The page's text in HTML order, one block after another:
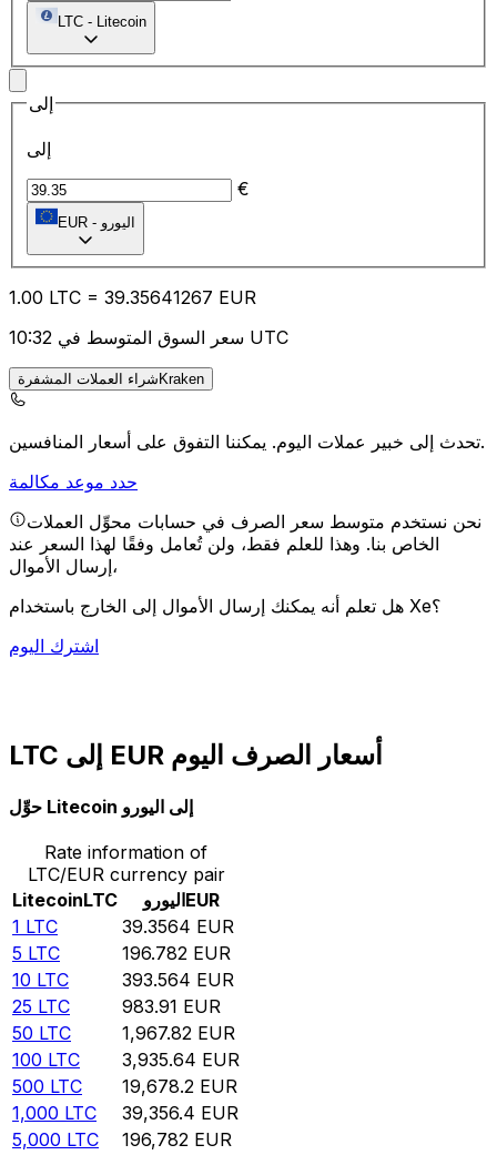
LTC - Litecoin
إلى
إلى
€
EUR - اليورو
1.00 LTC = 39.35641267 EUR
سعر السوق المتوسط في 10:32 UTC
شراء العملات المشفرةKraken
تحدث إلى خبير عملات اليوم.يمكننا التفوق على أسعار المنافسين.
حدد موعد مكالمة
نحن نستخدم متوسط سعر الصرف في حسابات محوِّل العملات
الخاص بنا. وهذا للعلم فقط، ولن تُعامل وفقًا لهذا السعر عند
إرسال الأموال،
هل تعلم أنه يمكنك إرسال الأموال إلى الخارج باستخدام Xe؟
اشترك اليوم
LTC إلى EUR أسعار الصرف اليوم
حوِّل Litecoin إلى اليورو
Rate information of
LTC/EUR currency pair
LitecoinLTC اليوروEUR
1 LTC 39.3564 EUR
5 LTC 196.782 EUR
10 LTC 393.564 EUR
25 LTC 983.91 EUR
50 LTC 1,967.82 EUR
100 LTC 3,935.64 EUR
500 LTC 19,678.2 EUR
1,000 LTC 39,356.4 EUR
5,000 LTC 196,782 EUR